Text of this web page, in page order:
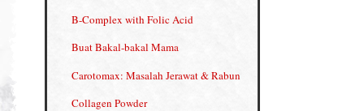
B-Complex with Folic Acid
Buat Bakal-bakal Mama
Carotomax: Masalah Jerawat & Rabun
Collagen Powder